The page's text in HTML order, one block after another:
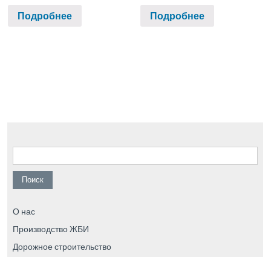
Подробнее Подробнее
Найти:
О нас
Производство ЖБИ
Дорожное строительство